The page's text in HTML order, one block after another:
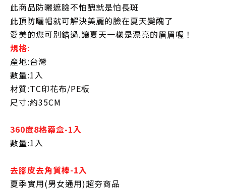
此商品防曬遮臉不怕醜就是怕長斑
此頂防曬帽就可解決美麗的臉在夏天變醜了
愛美的您可別錯過.讓夏天一樣是漂亮的眉眉喔！
規格:
產地:台灣
數量:1入
材質:TC印花布/PE板
尺寸:約35CM
360度8格藥盒-1入
數量:1入
去腳皮去角質棒-1入
夏季實用(男女通用)超夯商品